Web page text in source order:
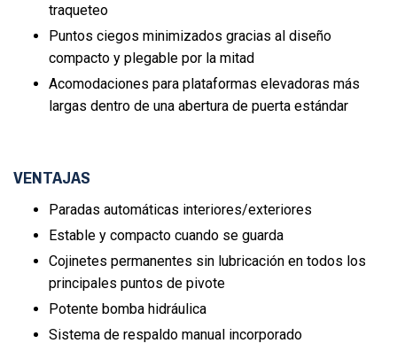
traqueteo
Puntos ciegos minimizados gracias al diseño
compacto y plegable por la mitad
Acomodaciones para plataformas elevadoras más
largas dentro de una abertura de puerta estándar
VENTAJAS
Paradas automáticas interiores/exteriores
Estable y compacto cuando se guarda
Cojinetes permanentes sin lubricación en todos los
principales puntos de pivote
Potente bomba hidráulica
Sistema de respaldo manual incorporado